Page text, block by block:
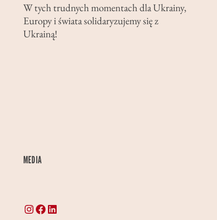
W tych trudnych momentach dla Ukrainy,
Europy i świata solidaryzujemy się z
Ukrainą!
MEDIA
Instagram Facebook LinkedIn